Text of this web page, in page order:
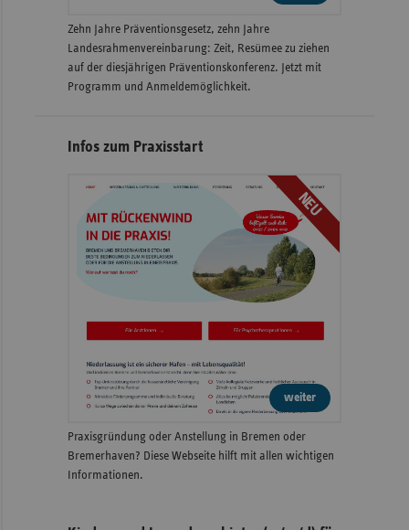
Zehn Jahre Präventionsgesetz, zehn Jahre
Landesrahmenvereinbarung: Zeit, Resümee zu ziehen
auf der diesjährigen Präventionskonferenz. Jetzt mit
Programm und Anmeldemöglichkeit.
Infos zum Praxisstart
NEU
weiter
Praxisgründung oder Anstellung in Bremen oder
Bremerhaven? Diese Webseite hilft mit allen wichtigen
Informationen.